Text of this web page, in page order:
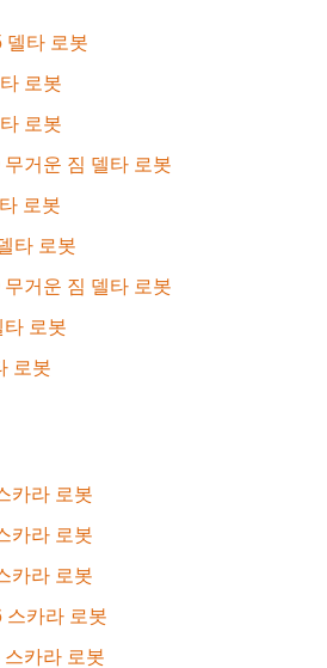
델타 로봇
로봇
로봇
거운 짐 델타 로봇
로봇
타 로봇
거운 짐 델타 로봇
타 로봇
로봇
카라 로봇
카라 로봇
카라 로봇
스카라 로봇
카라 로봇